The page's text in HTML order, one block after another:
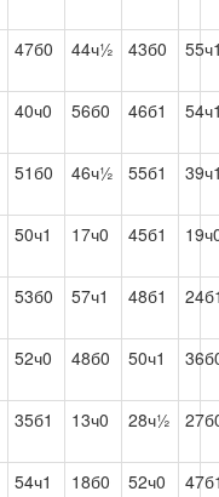
47б0 44ч½ 43б0
40ч0 56б0 46б1
51б0 46ч½ 55б1
50ч1 17ч0 45б1
53б0 57ч1 48б1
52ч0 48б0 50ч1
35б1 13ч0 28ч½
54ч1 18б0 52ч0